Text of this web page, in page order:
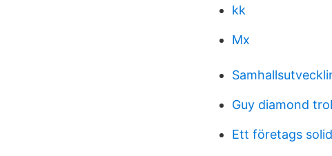
kk
Mx
Guy diamond
Ett företags